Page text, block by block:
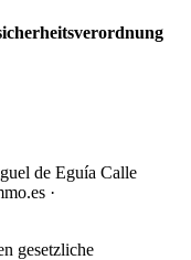
de Eguía Calle
·
gesetzliche